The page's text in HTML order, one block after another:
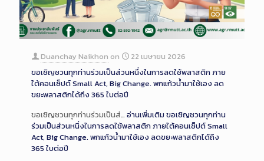
Duanchay Naikhon on
22 เมษายน 2026
ขอเชิญชวนทุกท่านร่วมเป็นส่วนหนึ่งในการลดใช้พลาสติก ภาย
ใต้คอนเซ็ปต์ Small Act, Big Change. พกแก้วน้ำมาใช้เอง ลด
ขยะพลาสติกได้ถึง 365 ใบต่อปี
ขอเชิญชวนทุกท่านร่วมเป็นส่… อ่านเพิ่มเติมขอเชิญชวนทุกท่าน
ร่วมเป็นส่วนหนึ่งในการลดใช้พลาสติก ภายใต้คอนเซ็ปต์ Small
Act, Big Change. พกแก้วน้ำมาใช้เอง ลดขยะพลาสติกได้ถึง
365 ใบต่อปี